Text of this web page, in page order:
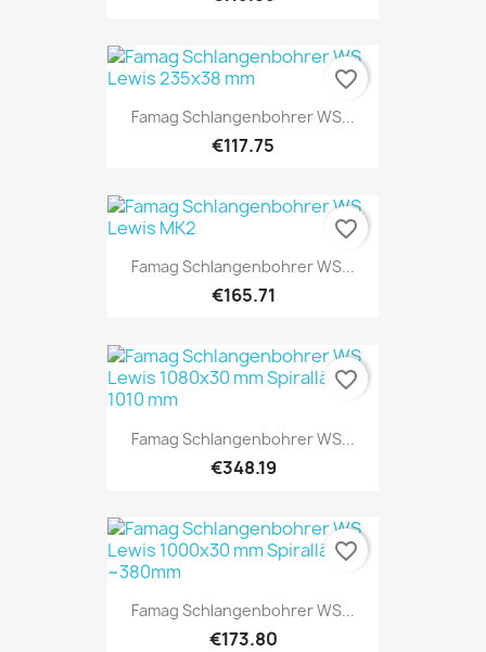
Famag Schlangenbohrer WS...
€117.75
favorite_border
Famag Schlangenbohrer WS...
€165.71
favorite_border
Famag Schlangenbohrer WS...
€348.19
favorite_border
Famag Schlangenbohrer WS...
€173.80
favorite_border